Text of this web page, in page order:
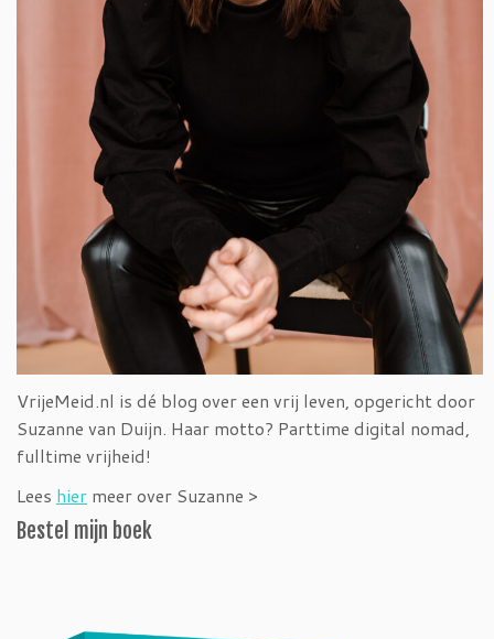
VrijeMeid.nl is dé blog over een vrij leven, opgericht door
Suzanne van Duijn. Haar motto? Parttime digital nomad,
fulltime vrijheid!
Lees hier meer over Suzanne >
Bestel mijn boek